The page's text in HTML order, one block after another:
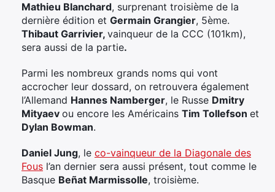
Mathieu Blanchard, surprenant troisième de la
dernière édition et Germain Grangier, 5ème.
Thibaut Garrivier, vainqueur de la CCC (101km),
sera aussi de la partie.
Parmi les nombreux grands noms qui vont
accrocher leur dossard, on retrouvera également
l’Allemand Hannes Namberger, le Russe Dmitry
Mityaev ou encore les Américains Tim Tollefson et
Dylan Bowman.
Daniel Jung, le co-vainqueur de la Diagonale des
Fous l’an dernier sera aussi présent, tout comme le
Basque Beñat Marmissolle, troisième.